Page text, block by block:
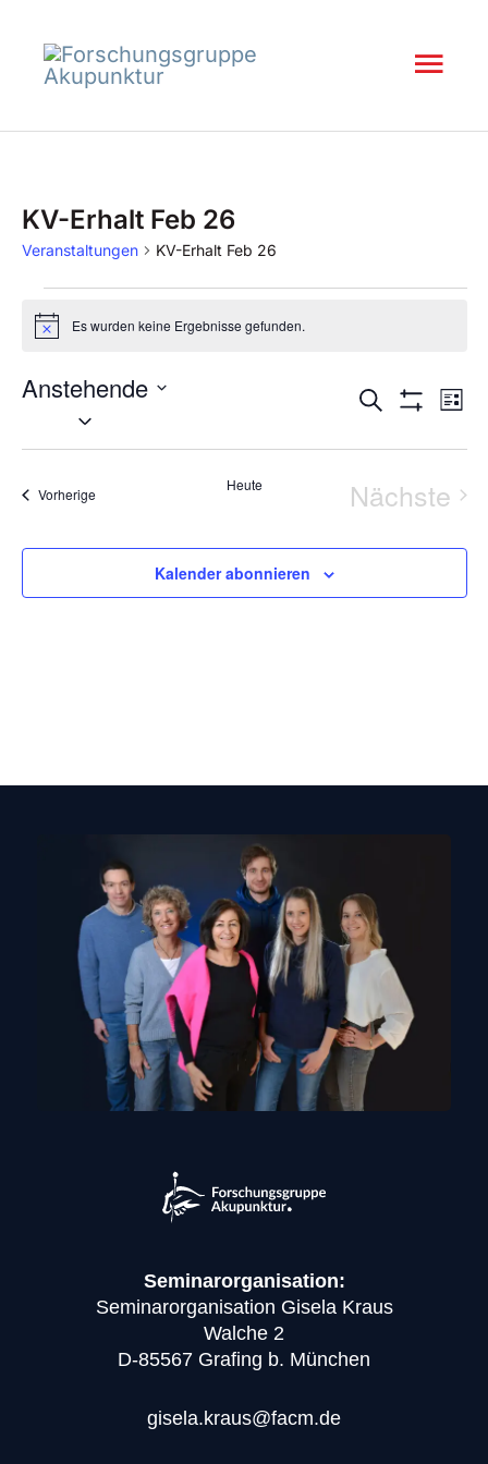
Inhalt
springen
KV-Erhalt Feb 26
Veranstaltungen KV-Erhalt Feb 26
Veranstaltungen
HinweisEs wurden keine Ergebnisse gefunden.
Suche
und
Suche Liste
Anstehende
Datum
wählen.
VorherigeVeranstaltungen Heute
Nächste
Kalender abonnieren
Seminarorganisation:
Seminarorganisation Gisela Kraus
Walche 2
D-85567 Grafing b. München
gisela.kraus@facm.de